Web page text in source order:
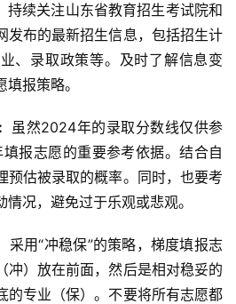
持续关注山东省教育招生考试院和
发布的最新招生信息，包括招生计
、录取政策等。及时了解信息变
报策略。
虽然2024年的录取分数线仅供参
报志愿的重要参考依据。结合自
预估被录取的概率。同时，也要考
况，避免过于乐观或悲观。
采用“冲稳保”的策略，梯度填报志
冲）放在前面，然后是相对稳妥的
的专业（保）。不要将所有志愿都